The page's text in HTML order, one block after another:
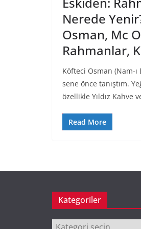
Nerede
Osman, Mc
Rahmanlar,
Köfteci Osman (Nam-
sene önce tanıştım.
özellikle Yıldız Kahve
Read More
Kategoriler
Kategoriler